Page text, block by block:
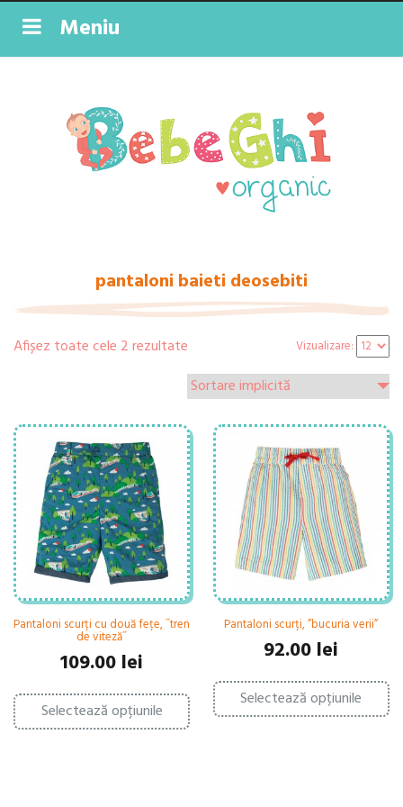
Meniu
pantaloni baieti deosebiti
Afișez toate cele 2 rezultate Vizualizare:
Pantaloni scurți cu două fețe, ˝tren
de viteză˝
109.00 lei
Selectează opțiunile
Acest
produs
are
Pantaloni scurți, ”bucuria verii”
92.00 lei
Selectează opțiunile